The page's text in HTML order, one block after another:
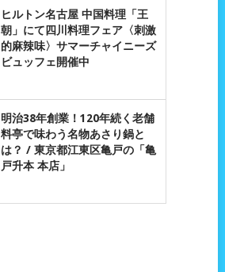
ヒルトン名古屋 中国料理「王
朝」にて四川料理フェア〈刺激
的麻辣味〉サマーチャイニーズ
ビュッフェ開催中
明治38年創業！120年続く老舗
料亭で味わう名物あさり鍋と
は？ / 東京都江東区亀戸の「亀
戸升本 本店」